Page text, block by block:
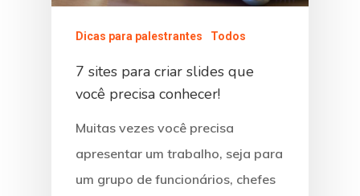
Dicas para palestrantes Todos
7 sites para criar slides que
você precisa conhecer!
Muitas vezes você precisa
apresentar um trabalho, seja para
um grupo de funcionários, chefes